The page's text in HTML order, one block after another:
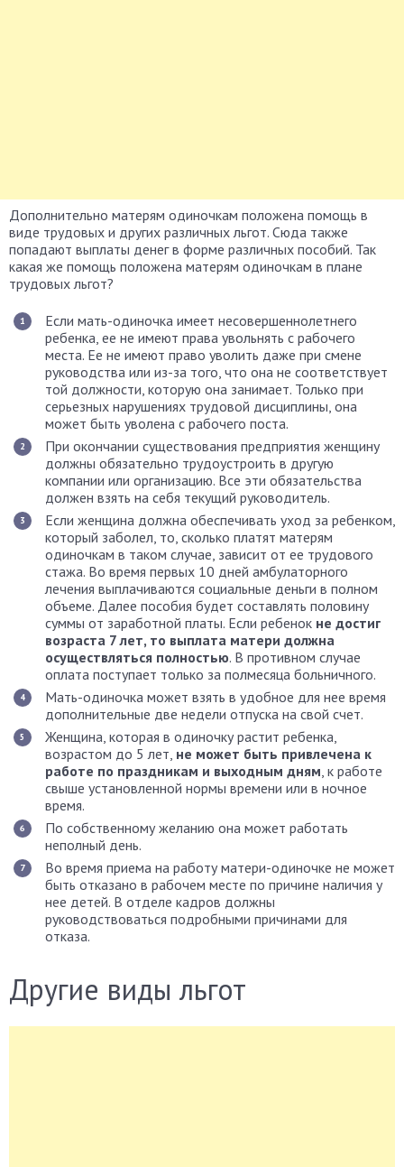
Дополнительно матерям одиночкам положена помощь в
виде трудовых и других различных льгот. Сюда также
попадают выплаты денег в форме различных пособий. Так
какая же помощь положена матерям одиночкам в плане
трудовых льгот?
Если мать-одиночка имеет несовершеннолетнего
ребенка, ее не имеют права увольнять с рабочего
места. Ее не имеют право уволить даже при смене
руководства или из-за того, что она не соответствует
той должности, которую она занимает. Только при
серьезных нарушениях трудовой дисциплины, она
может быть уволена с рабочего поста.
При окончании существования предприятия женщину
должны обязательно трудоустроить в другую
компании или организацию. Все эти обязательства
должен взять на себя текущий руководитель.
Если женщина должна обеспечивать уход за ребенком,
который заболел, то, сколько платят матерям
одиночкам в таком случае, зависит от ее трудового
стажа. Во время первых 10 дней амбулаторного
лечения выплачиваются социальные деньги в полном
объеме. Далее пособия будет составлять половину
суммы от заработной платы. Если ребенок не достиг
возраста 7 лет, то выплата матери должна
осуществляться полностью. В противном случае
оплата поступает только за полмесяца больничного.
Мать-одиночка может взять в удобное для нее время
дополнительные две недели отпуска на свой счет.
Женщина, которая в одиночку растит ребенка,
возрастом до 5 лет, не может быть привлечена к
работе по праздникам и выходным дням, к работе
свыше установленной нормы времени или в ночное
время.
По собственному желанию она может работать
неполный день.
Во время приема на работу матери-одиночке не может
быть отказано в рабочем месте по причине наличия у
нее детей. В отделе кадров должны
руководствоваться подробными причинами для
отказа.
Другие виды льгот